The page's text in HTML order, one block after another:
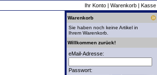
Ihr Konto | Warenkorb | Kasse
Warenkorb
Sie haben noch keine Artikel in
Ihrem Warenkorb.
Willkommen zurück!
eMail-Adresse:
Passwort: